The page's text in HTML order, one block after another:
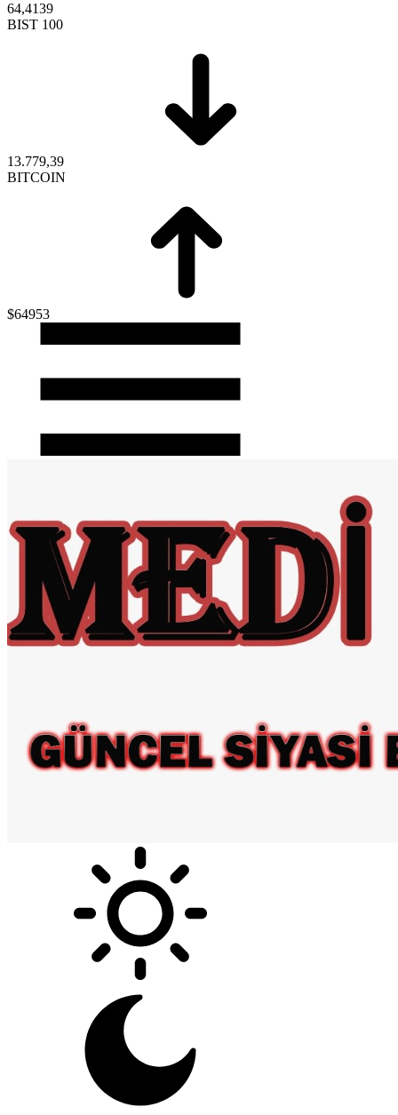
64,4139
BIST 100
13.779,39
BITCOIN
$64953